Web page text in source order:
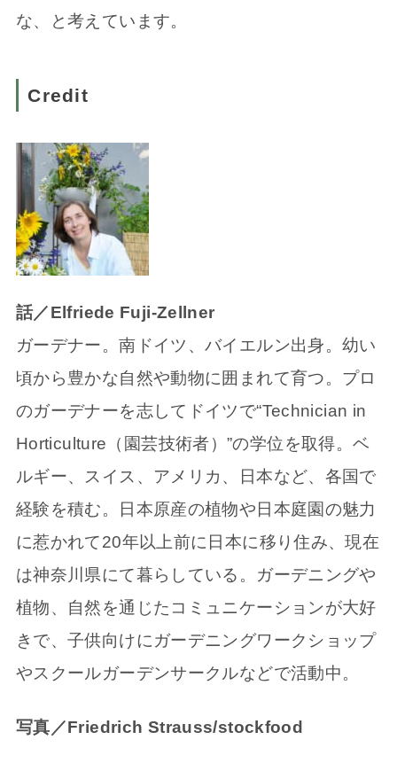
な、と考えています。
Credit
話／Elfriede Fuji-Zellner
ガーデナー。南ドイツ、バイエルン出身。幼い
頃から豊かな自然や動物に囲まれて育つ。プロ
のガーデナーを志してドイツで“Technician in
Horticulture（園芸技術者）”の学位を取得。ベ
ルギー、スイス、アメリカ、日本など、各国で
経験を積む。日本原産の植物や日本庭園の魅力
に惹かれて20年以上前に日本に移り住み、現在
は神奈川県にて暮らしている。ガーデニングや
植物、自然を通じたコミュニケーションが大好
きで、子供向けにガーデニングワークショップ
やスクールガーデンサークルなどで活動中。
写真／Friedrich Strauss/stockfood